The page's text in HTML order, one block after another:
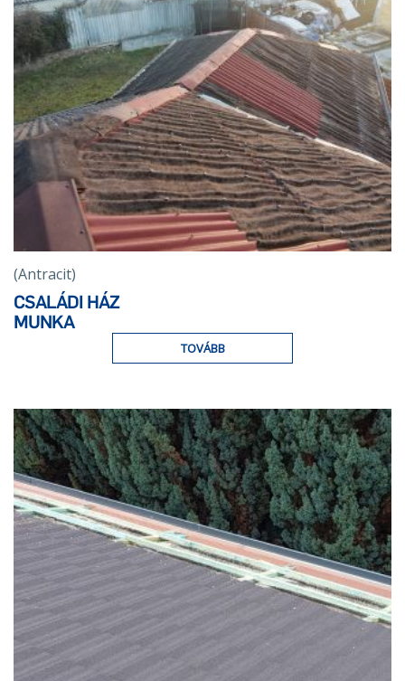
(Antracit)
CSALÁDI HÁZ
MUNKA
TOVÁBB